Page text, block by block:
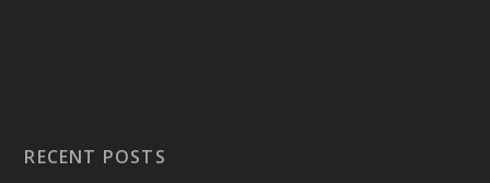
RECENT POSTS